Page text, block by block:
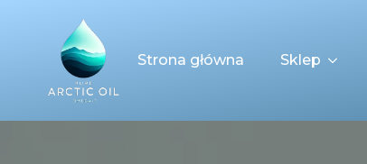
Strona główna Sklep